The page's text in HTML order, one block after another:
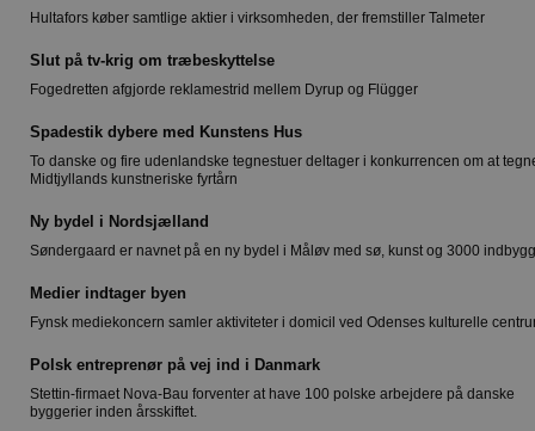
Hultafors køber samtlige aktier i virksomheden, der fremstiller Talmeter
Slut på tv-krig om træbeskyttelse
Fogedretten afgjorde reklamestrid mellem Dyrup og Flügger
Spadestik dybere med Kunstens Hus
To danske og fire udenlandske tegnestuer deltager i konkurrencen om at
Midtjyllands kunstneriske fyrtårn
Ny bydel i Nordsjælland
Søndergaard er navnet på en ny bydel i Måløv med sø, kunst og 3000
Medier indtager byen
Fynsk mediekoncern samler aktiviteter i domicil ved Odenses kulturelle
Polsk entreprenør på vej ind i Danmark
Stettin-firmaet Nova-Bau forventer at have 100 polske arbejdere på danske
byggerier inden årsskiftet.